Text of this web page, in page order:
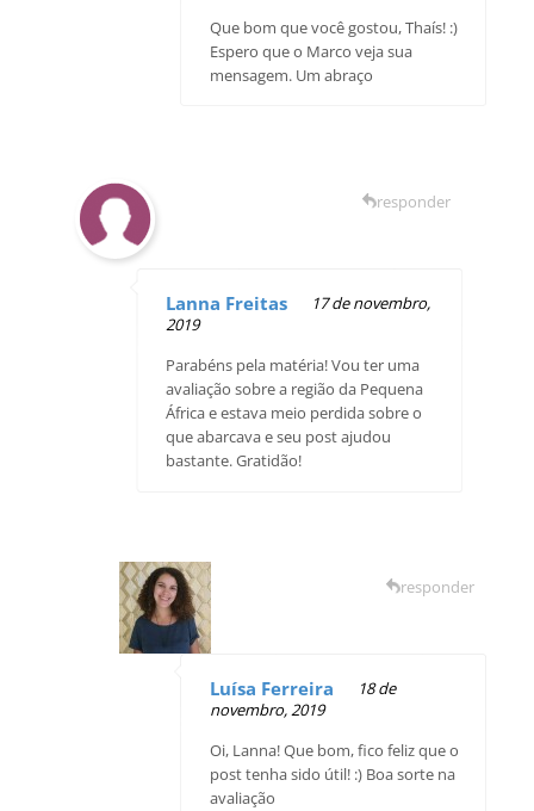
Que bom que você gostou, Thaís! :)
Espero que o Marco veja sua
mensagem. Um abraço
Lanna Freitas
17 de novembro,
2019
Parabéns pela matéria! Vou ter uma
avaliação sobre a região da Pequena
África e estava meio perdida sobre o
que abarcava e seu post ajudou
bastante. Gratidão!
responder
Luísa Ferreira
18 de
novembro, 2019
Oi, Lanna! Que bom, fico feliz que o
post tenha sido útil! :) Boa sorte na
avaliação
responder